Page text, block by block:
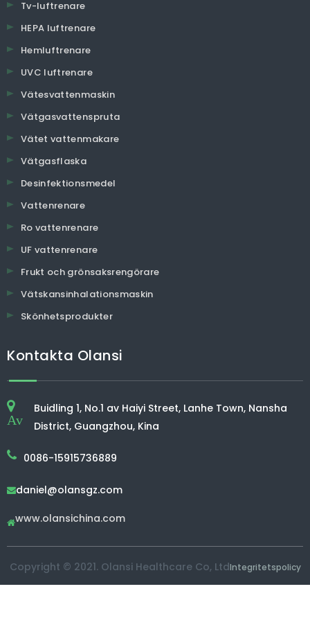
Tv-luftrenare
HEPA luftrenare
Hemluftrenare
UVC luftrenare
Vätesvattenmaskin
Vätgasvattenspruta
Vätet vattenmakare
Vätgasflaska
Desinfektionsmedel
Vattenrenare
Ro vattenrenare
UF vattenrenare
Frukt och grönsaksrengörare
Vätskansinhalationsmaskin
Skönhetsprodukter
Kontakta Olansi
Av
Buidling 1, No.1 av Haiyi Street, Lanhe Town, Nansha
District, Guangzhou, Kina
0086-15915736889
daniel@olansgz.com
www.olansichina.com
Copyright © 2021. Olansi Healthcare Co, LtdIntegritetspolicy